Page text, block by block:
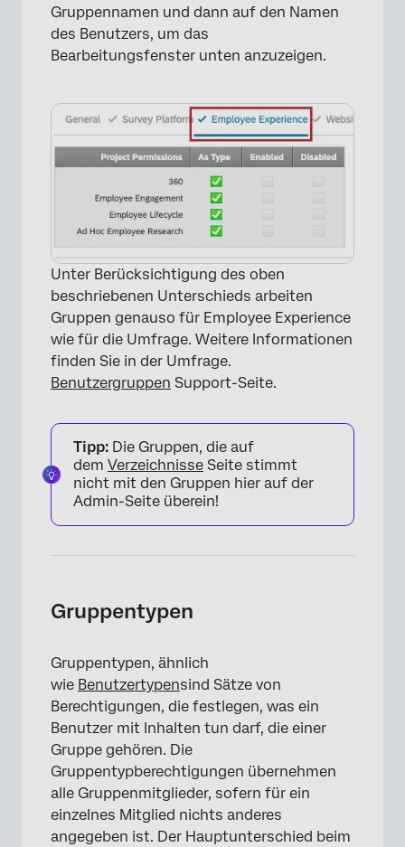
Gruppennamen und dann auf den Namen
des Benutzers, um das
Bearbeitungsfenster unten anzuzeigen.
Unter Berücksichtigung des oben
beschriebenen Unterschieds arbeiten
Gruppen genauso für Employee Experience
wie für die Umfrage. Weitere Informationen
finden Sie in der Umfrage.
Benutzergruppen Support-Seite.
Tipp: Die Gruppen, die auf
dem Verzeichnisse Seite stimmt
nicht mit den Gruppen hier auf der
Admin-Seite überein!
Gruppentypen
Gruppentypen, ähnlich
wie Benutzertypensind Sätze von
Berechtigungen, die festlegen, was ein
Benutzer mit Inhalten tun darf, die einer
Gruppe gehören. Die
Gruppentypberechtigungen übernehmen
alle Gruppenmitglieder, sofern für ein
einzelnes Mitglied nichts anderes
angegeben ist. Der Hauptunterschied beim